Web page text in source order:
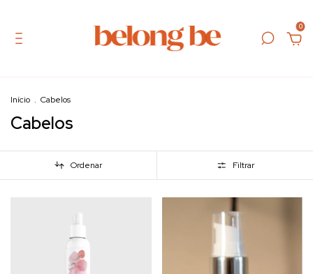
0
Início . Cabelos
Cabelos
Ordenar Filtrar